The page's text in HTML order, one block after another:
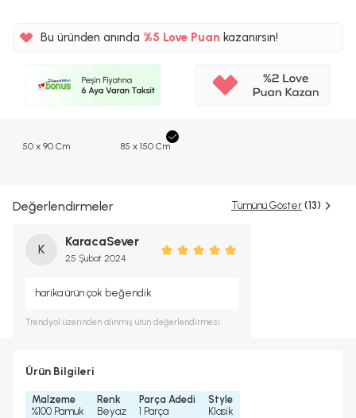
Bu üründen anında %5
%5
Love Puan kazanırsın!
50 x 90 Cm 85 x 150 Cm
Değerlendirmeler Tümünü Göster (13)
K
KaracaSever
25 Şubat 2024
harika ürün çok beğendik
Trendyol üzerinden alınmış ürün değerlendirmesi.
Ürün Bilgileri
Malzeme
%100 Pamuk
Renk
Beyaz
Parça Adedi
1 Parça
Style
Klasik